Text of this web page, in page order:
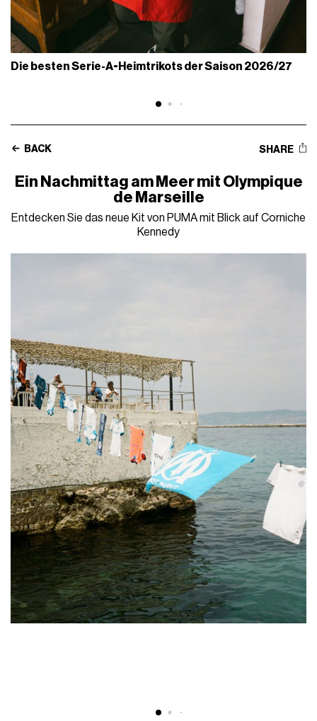
Die besten Serie-A-Heimtrikots der Saison 2026/27
BACK SHARE
Ein Nachmittag am Meer mit Olympique
de Marseille
Entdecken Sie das neue Kit von PUMA mit Blick auf Corniche
Kennedy